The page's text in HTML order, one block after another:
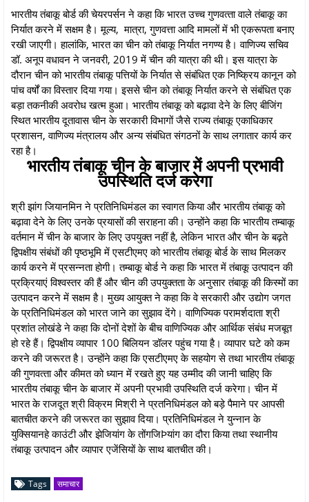
भारतीय तंबाकू बोर्ड की चेयरपर्सन ने कहा कि भारत उच्‍च गुणवत्‍ता वाले तंबाकू का
निर्यात करने में सक्षम है। मूल्य, मात्रा, गुणवत्ता आदि मामलों में भी एकरूपता बनाए
रखी जाएगी। हालांकि, भारत का चीन को तंबाकू निर्यात नगण्य है। वाणिज्य सचिव
डॉ. अनूप वधावन ने जनवरी, 2019 में चीन की यात्रा की थी। इस यात्रा के
दौरान चीन को भारतीय तंबाकू पत्तियों के निर्यात से संबंधित एक निष्क्रिय कानून को
पांच वर्षों का विस्‍तार दिया गया। इससे चीन को तंबाकू निर्यात करने से संबंधित एक
बड़ा तकनीकी अवरोध खत्‍म हुआ। भारतीय तंबाकू को बढ़ावा देने के लिए बीजिंग
स्थित भारतीय दूतावास चीन के सरकारी विभागों जैसे राज्‍य तंबाकू एकाधिकार
प्रशासन, वाणिज्य मंत्रालय और अन्य संबंधित संगठनों के साथ लगातार कार्य कर
रहा है।
भारतीय तंबाकू चीन के बाजार में अपनी प्रभावी
उपस्थिति दर्ज करेगा
श्री झांग जियानमिन ने प्रतिनिधिमंडल का स्वागत किया और भारतीय तंबाकू को
बढ़ावा देने के लिए उनके प्रयासों की सराहना की। उन्‍होंने कहा कि भारतीय तम्बाकू
वर्तमान में चीन के बाजार के लिए उपयुक्त नहीं है, लेकिन भारत और चीन के बढ़ते
द्विपक्षीय संबंधों की पृष्ठभूमि में एसटीएमए को भारतीय तंबाकू बोर्ड के साथ मिलकर
कार्य करने में प्रसन्‍नता होगी। तम्बाकू बोर्ड ने कहा कि भारत में तंबाकू उत्‍पादन की
प्रक्रियाएं विश्‍वस्‍तर की हैं और चीन की उपयुक्‍तता के अनुसार तंबाकू की किस्‍मों का
उत्‍पादन करने में सक्षम है। मुख्य आयुक्त ने कहा कि वे सरकारी और उद्योग जगत
के प्रतिनिधिमंडल को भारत जाने का सुझाव देंगे। वाणिज्यिक परामर्शदाता श्री
प्रशांत लोखंडे ने कहा कि दोनों देशों के बीच वाणिज्यिक और आर्थिक संबंध मजबूत
हो रहे हैं। द्विपक्षीय व्‍यापार 100 बिलियन डॉलर पहुंच गया है। व्‍यापार घटे को कम
करने की जरूरत है। उन्होंने कहा कि एसटीएमए के सहयोग से तथा भारतीय तंबाकू
की गुणवत्‍ता और कीमत को ध्‍यान में रखते हुए यह उम्‍मीद की जानी चाहिए कि
भारतीय तंबाकू चीन के बाजार में अपनी प्रभावी उपस्थिति दर्ज करेगा। चीन में
भारत के राजदूत श्री विक्रम मिश्री ने प्रतनिधिमंडल को बड़े पैमाने पर आपसी
बातचीत करने की जरूरत का सुझाव दिया। प्रतिनिधिमंडल ने युन्नान के
युक्सियानहे काउंटी और झेजियांग के तोंगजिÞयांग का दौरा किया तथा स्थानीय
तंबाकू उत्पादन और व्यापार एजेंसियों के साथ बातचीत की।
Tags समाचार